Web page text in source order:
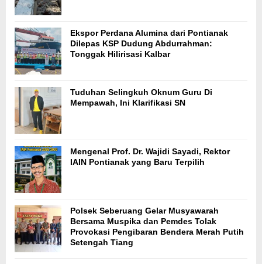
Ekspor Perdana Alumina dari Pontianak
Dilepas KSP Dudung Abdurrahman:
Tonggak Hilirisasi Kalbar
Tuduhan Selingkuh Oknum Guru Di
Mempawah, Ini Klarifikasi SN
Mengenal Prof. Dr. Wajidi Sayadi, Rektor
IAIN Pontianak yang Baru Terpilih
Polsek Seberuang Gelar Musyawarah
Bersama Muspika dan Pemdes Tolak
Provokasi Pengibaran Bendera Merah Putih
Setengah Tiang